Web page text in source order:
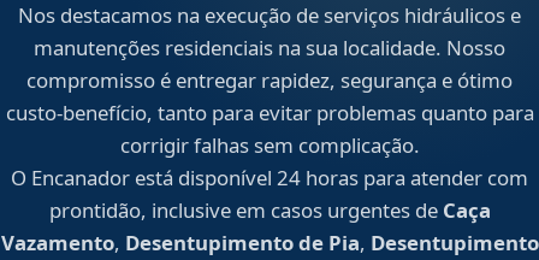
Nos destacamos na execução de serviços hidráulicos e
manutenções residenciais na sua localidade. Nosso
compromisso é entregar rapidez, segurança e ótimo
custo-benefício, tanto para evitar problemas quanto para
corrigir falhas sem complicação.
O Encanador está disponível 24 horas para atender com
prontidão, inclusive em casos urgentes de Caça
Vazamento, Desentupimento de Pia, Desentupimento